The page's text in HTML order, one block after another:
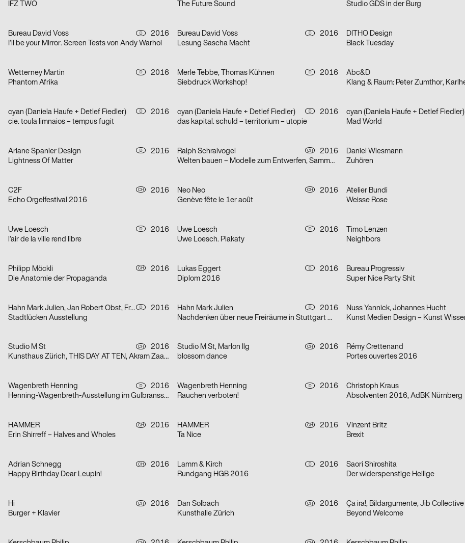
IFZ TWO
The Future Sound
Studio GDS in der Burg
Bureau David Voss D
2016
I’ll be your Mirror. Screen Tests von Andy Warhol
Bureau David Voss D
2016
Lesung Sascha Macht
DITHO Design
Black Tuesday
Wetterney Martin D
2016
Phantom Afrika
Merle Tebbe, Thomas Kühnen D
2016
Siebdruck Workshop!
Abc&D
cyan (Daniela Haufe + Detlef Fiedler) D
2016
cie. toula limnaios – tempus fugit
cyan (Daniela Haufe + Detlef Fiedler) D
2016
das kapital. schuld – territorium – utopie
cyan (Daniela Haufe + Detlef Fiedler)
Mad World
Ariane Spanier Design D
2016
Lightness Of Matter
Ralph Schraivogel CH
2016
Welten bauen – Modelle zum Entwerfen, Sammeln, Nachdenken
Daniel Wiesmann
Zuhören
C2F CH
2016
Echo Orgelfestival 2016
Neo Neo CH
2016
Genève fête le 1er août
Atelier Bundi
Weisse Rose
Uwe Loesch D
2016
l’air de la ville rend libre
Uwe Loesch D
2016
Uwe Loesch. Plakaty
Timo Lenzen
Neighbors
Philipp Möckli CH
2016
Die Anatomie der Propaganda
Lukas Eggert D
2016
Diplom 2016
Bureau Progressiv
Super Nice Party Shit
Hahn Mark Julien, Jan Robert Obst, Franziska Diana Doll D
2016
Stadtlücken Ausstellung
Hahn Mark Julien D
2016
Nachdenken über neue Freiräume in Stuttgart West
Nuss Yannick, Johannes Hucht
Studio M St CH
2016
Kunsthaus Zürich, THIS DAY AT TEN, Akram Zaatari
Studio M St, Marlon Ilg CH
2016
blossom dance
Rémy Crettenand
Portes ouvertes 2016
Wagenbreth Henning D
2016
Henning-Wagenbreth-Ausstellung im Gulbransson Museum
Wagenbreth Henning D
2016
Rauchen verboten!
Christoph Kraus
Absolventen 2016, AdBK Nürnberg
HAMMER CH
2016
Erin Shirreff – Halves and Wholes
HAMMER CH
2016
Ta Nice
Vinzent Britz
Brexit
Adrian Schnegg CH
2016
Happy Birthday Dear Leupin!
Lamm & Kirch D
2016
Rundgang HGB 2016
Saori Shiroshita
Der widerspenstige Heilige
Hi CH
2016
Burger + Klavier
Dan Solbach CH
2016
Kunsthalle Zürich
Ça ira!, Bildargumente, Jib Collective
Beyond Welcome